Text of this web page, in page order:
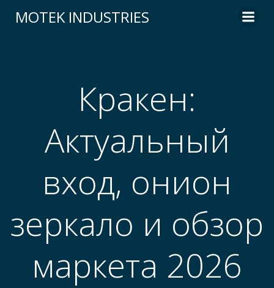
to
MOTEK INDUSTRIES
Кракен:
Актуальный
вход, онион
зеркало и обзор
маркета 2026